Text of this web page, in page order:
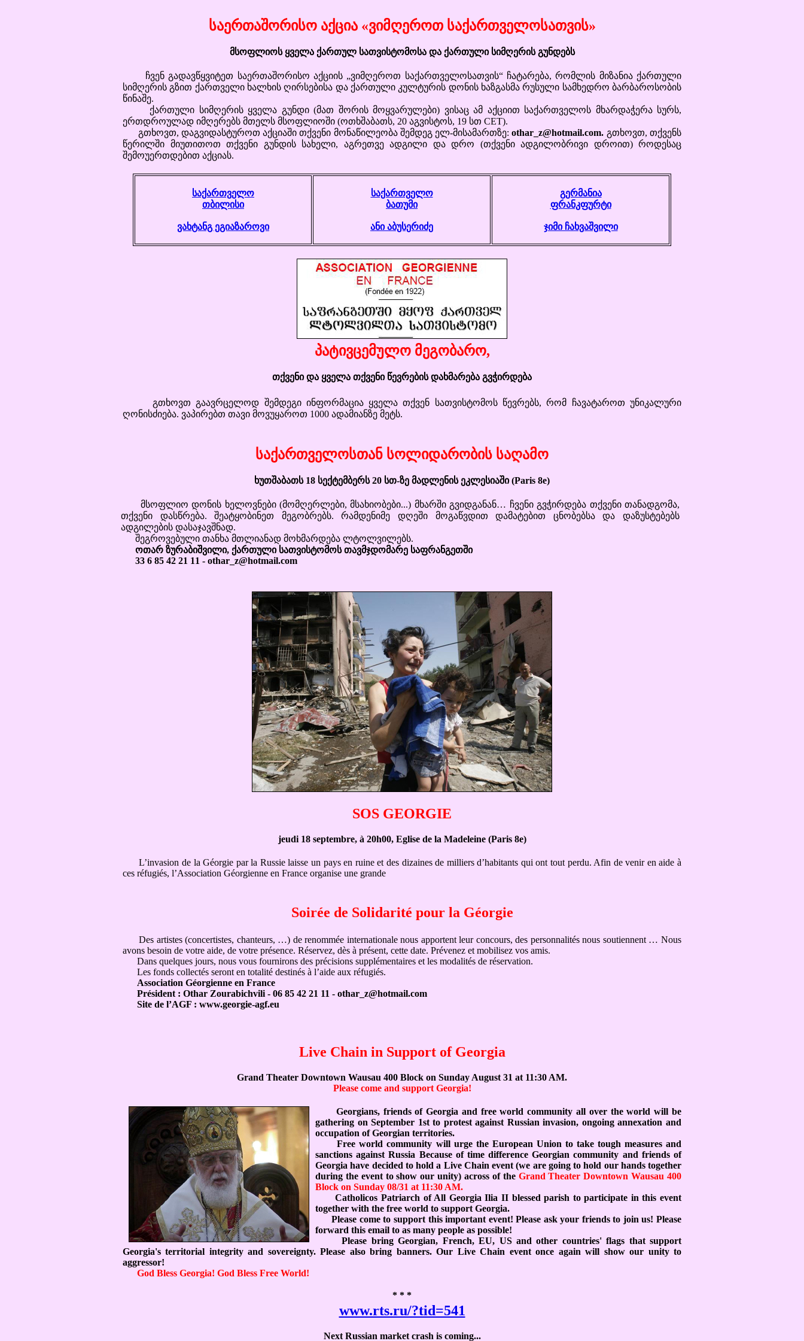
საერთაშორისო აქცია «ვიმღეროთ საქართველოსათვის»
მსოფლიოს ყველა ქართულ სათვისტომოსა და ქართული სიმღერის გუნდებს
ჩვენ გადავწყვიტეთ საერთაშორისო აქციის „ვიმღეროთ საქართველოსათვის“ ჩატარება, რომლის მიზანია ქართული
სიმღერის გზით ქართველი ხალხის ღირსებისა და ქართული კულტურის დონის ხაზგასმა რუსული სამხედრო ბარბაროსობის
წინაშე.
ქართული სიმღერის ყველა გუნდი (მათ შორის მოყვარულები) ვისაც ამ აქციით საქართველოს მხარდაჭერა სურს,
ერთდროულად იმღერებს მთელს მსოფლიოში (ოთხშაბათს, 20 აგვისტოს, 19 სთ CET).
გთხოვთ, დაგვიდასტუროთ აქციაში თქვენი მონაწილეობა შემდეგ ელ-მისამართზე:othar_z@hotmail.com. გთხოვთ, თქვენს
წერილში მიუთითოთ თქვენი გუნდის სახელი, აგრეთვე ადგილი და დრო (თქვენი ადგილობრივი დროით) როდესაც
შემოუერთდებით აქციას.
საქართველო
თბილისი
ვახტანგ ეგიაზაროვი
საქართველო
ბათუმი
ანი აბუსერიძე
გერმანია
ფრანკფურტი
ჯიმი ჩახვაშვილი
პატივცემულო მეგობარო,
თქვენი და ყველა თქვენი წევრების დახმარება გვჭირდება
გთხოვთ გაავრცელოდ შემდეგი ინფორმაცია ყველა თქვენ სათვისტომოს წევრებს, რომ ჩავატაროთ უნიკალური
ღონისძიება. ვაპირებთ თავი მოვუყაროთ 1000 ადამიანზე მეტს.
საქართველოსთან სოლიდარობის საღამო
ხუთშაბათს 18 სექტემბერს 20 სთ-ზე მადლენის ეკლესიაში (Paris 8e)
მსოფლიო დონის ხელოვნები (მომღერლები, მსახიობები...) მხარში გვიდგანან… ჩვენი გვჭირდება თქვენი თანადგომა,
თქვენი დასწრება. შეატყობინეთ მეგობრებს. რამდენიმე დღეში მოგაწვდით დამატებით ცნობებსა და დაზუსტებებს
ადგილების დასაჯავშნად.
შეგროვებული თანხა მთლიანად მოხმარდება ლტოლვილებს.
ოთარ ზურაბიშვილი, ქართული სათვისტომოს თავმჯდომარე საფრანგეთში
33 6 85 42 21 11 - othar_z@hotmail.com
SOS GEORGIE
jeudi 18 septembre, à 20h00, Eglise de la Madeleine (Paris 8e)
L’invasion de la Géorgie par la Russie laisse un pays en ruine et des dizaines de milliers d’habitants qui ont tout perdu. Afin de venir en aide à
ces réfugiés, l’Association Géorgienne en France organise une grande
Soirée de Solidarité pour la Géorgie
Des artistes (concertistes, chanteurs, …) de renommée internationale nous apportent leur concours, des personnalités nous soutiennent … Nous
avons besoin de votre aide, de votre présence. Réservez, dès à présent, cette date. Prévenez et mobilisez vos amis.
Dans quelques jours, nous vous fournirons des précisions supplémentaires et les modalités de réservation.
Les fonds collectés seront en totalité destinés à l’aide aux réfugiés.
Association Géorgienne en France
Président : Othar Zourabichvili - 06 85 42 21 11 - othar_z@hotmail.com
Site de l’AGF : www.georgie-agf.eu
Live Chain in Support of Georgia
Grand Theater Downtown Wausau 400 Block on Sunday August 31 at 11:30 AM.
Please come and support Georgia!
Georgians, friends of Georgia and free world community all over the world will be
gathering on September 1st to protest against Russian invasion, ongoing annexation and
occupation of Georgian territories.
Free world community will urge the European Union to take tough measures and
sanctions against Russia Because of time difference Georgian community and friends of
Georgia have decided to hold a Live Chain event (we are going to hold our hands together
during the event to show our unity) across of the Grand Theater Downtown Wausau 400
Block on Sunday 08/31 at 11:30 AM.
Catholicos Patriarch of All Georgia Ilia II blessed parish to participate in this event
together with the free world to support Georgia.
Please come to support this important event! Please ask your friends to join us! Please
forward this email to as many people as possible!
Please bring Georgian, French, EU, US and other countries' flags that support
Georgia's territorial integrity and sovereignty. Please also bring banners. Our Live Chain event once again will show our unity to
aggressor!
God Bless Georgia! God Bless Free World!
* * *
www.rts.ru/?tid=541
Next Russian market crash is coming...